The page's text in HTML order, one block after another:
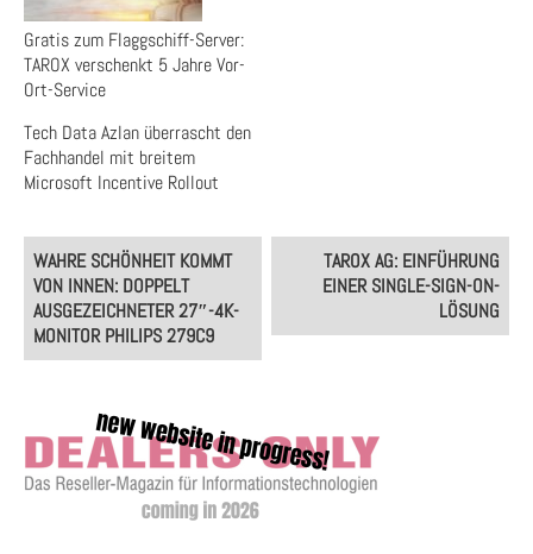
Gratis zum Flaggschiff-Server:
TAROX verschenkt 5 Jahre Vor-
Ort-Service
Tech Data Azlan überrascht den
Fachhandel mit breitem
Microsoft Incentive Rollout
Post
navigation
WAHRE SCHÖNHEIT KOMMT
VON INNEN: DOPPELT
AUSGEZEICHNETER 27″-4K-
MONITOR PHILIPS 279C9
TAROX AG: EINFÜHRUNG
EINER SINGLE-SIGN-ON-
LÖSUNG